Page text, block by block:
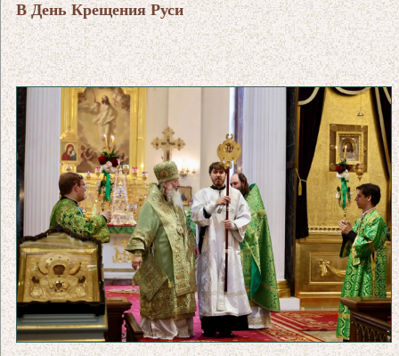
В День Крещения Руси